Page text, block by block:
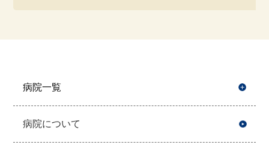
病院一覧
病院について